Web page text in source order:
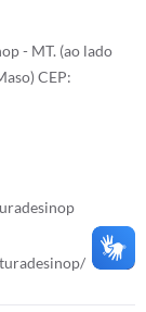
- MT. (ao lado
CEP: